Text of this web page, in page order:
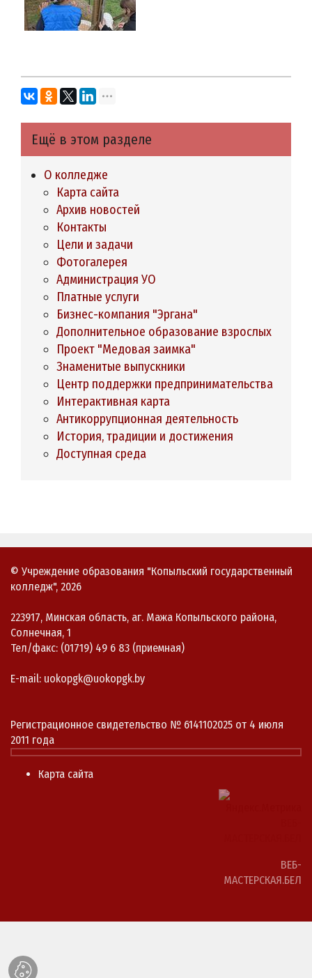
Ещё в этом разделе
О колледже
Карта сайта
Архив новостей
Контакты
Цели и задачи
Фотогалерея
Администрация УО
Платные услуги
Бизнес-компания "Эргана"
Дополнительное образование взрослых
Проект "Медовая заимка"
Знаменитые выпускники
Центр поддержки предпринимательства
Интерактивная карта
Антикоррупционная деятельность
История, традиции и достижения
Доступная среда
© Учреждение образования "Копыльский государственный
колледж", 2026
223917, Минская область, аг. Мажа Копыльского района,
Солнечная, 1
Тел/факс: (01719) 49 6 83 (приемная)
E-mail: uokopgk@uokopgk.by
Регистрационное свидетельство № 6141102025 от 4 июля
2011 года
Карта сайта
ВЕБ-
МАСТЕРСКАЯ.БЕЛ